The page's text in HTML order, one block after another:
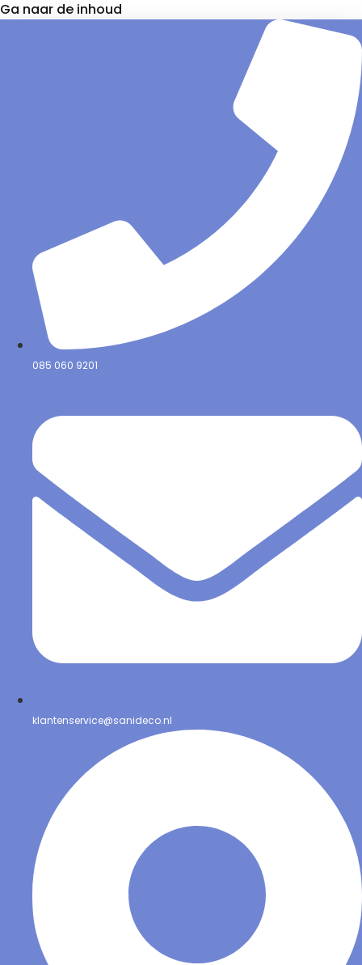
Ga naar de inhoud
085 060 9201
klantenservice@sanideco.nl